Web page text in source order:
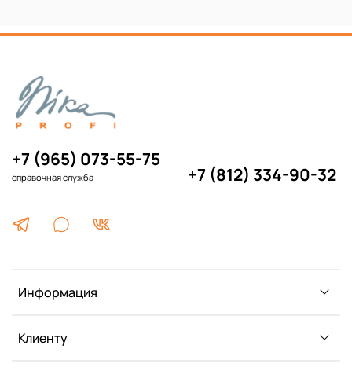
Информация
Клиенту
+7 (965) 073-55-75
справочная служба +7 (812) 334-90-32